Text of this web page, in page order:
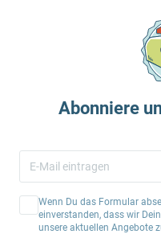
Abonniere
Wenn Du das Formular
einverstanden, dass wir
unsere aktuellen Angebote